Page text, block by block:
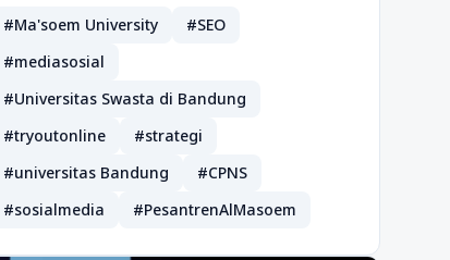
#Ma'soem University
#SEO
#mediasosial
#Universitas Swasta di Bandung
#tryoutonline
#strategi
#universitas Bandung
#CPNS
#sosialmedia
#PesantrenAlMasoem